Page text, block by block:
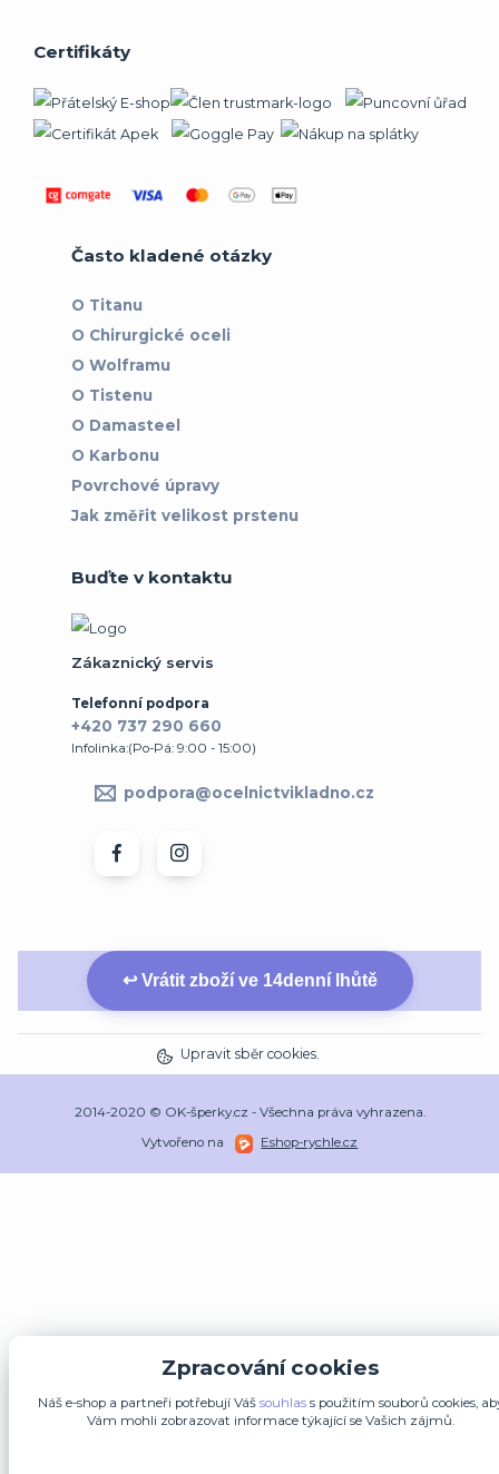
Certifikáty
Často kladené otázky
O Titanu
O Chirurgické oceli
O Wolframu
O Tistenu
O Damasteel
O Karbonu
Povrchové úpravy
Jak změřit velikost prstenu
Buďte v kontaktu
Zákaznický servis
Telefonní podpora
+420 737 290 660
Infolinka:(Po-Pá: 9:00 - 15:00)
podpora@ocelnictvikladno.cz
↩ Vrátit zboží ve 14denní lhůtě
Upravit sběr cookies.
2014-2020 © OK-šperky.cz - Všechna práva vyhrazena.
Vytvořeno na
Eshop-rychle.cz
Zpracování cookies
Náš e-shop a partneři potřebují Váš souhlass použitím souborů cookies,
Vám mohli zobrazovat informace týkající se Vašich zájmů.